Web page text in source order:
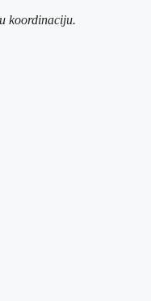
koordinaciju.